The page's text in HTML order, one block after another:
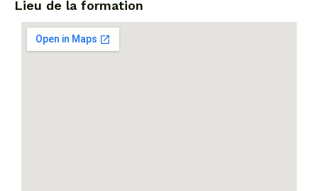
Lieu de la formation